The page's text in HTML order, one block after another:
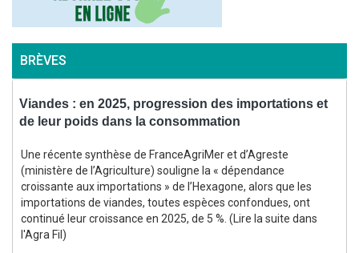
BRÈVES
Viandes : en 2025, progression des importations et
de leur poids dans la consommation
Une récente synthèse de FranceAgriMer et d’Agreste
(ministère de l’Agriculture) souligne la « dépendance
croissante aux importations » de l’Hexagone, alors que les
importations de viandes, toutes espèces confondues, ont
continué leur croissance en 2025, de 5 %. (Lire la suite dans
l'Agra Fil)